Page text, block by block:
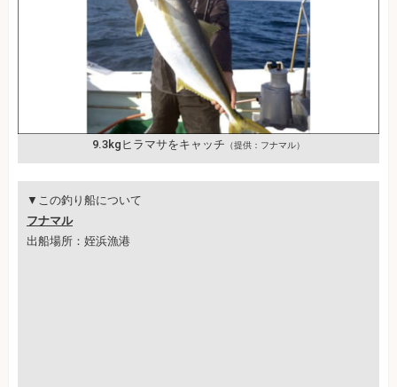
9.3kgヒラマサをキャッチ （提供：フナマル）
▼この釣り船について
フナマル
出船場所：姪浜漁港